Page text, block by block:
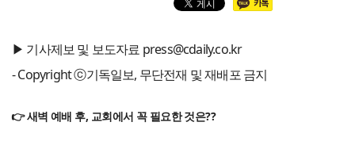
▶ 기사제보 및 보도자료 press@cdaily.co.kr
- Copyright ⓒ기독일보, 무단전재 및 재배포 금지
👉 새벽 예배 후, 교회에서 꼭 필요한 것은??